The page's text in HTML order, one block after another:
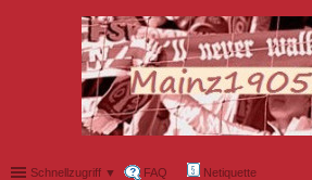
Schnellzugriff ▼ FAQ Netiquette